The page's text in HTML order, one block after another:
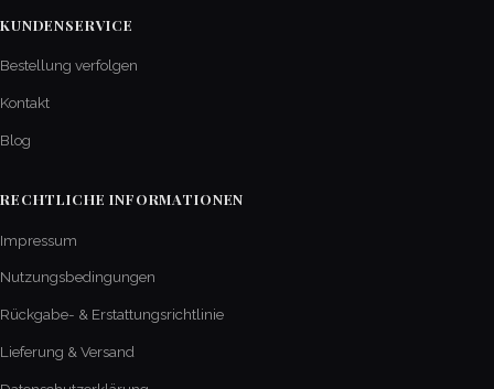
KUNDENSERVICE
Bestellung verfolgen
Kontakt
Blog
RECHTLICHE INFORMATIONEN
Impressum
Nutzungsbedingungen
Rückgabe- & Erstattungsrichtlinie
Lieferung & Versand